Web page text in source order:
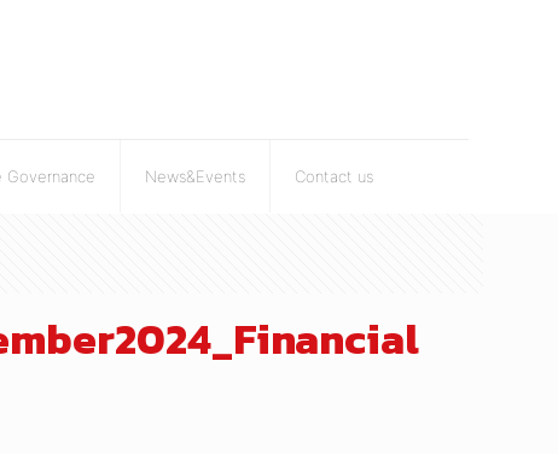
Governance News&Events Contact us